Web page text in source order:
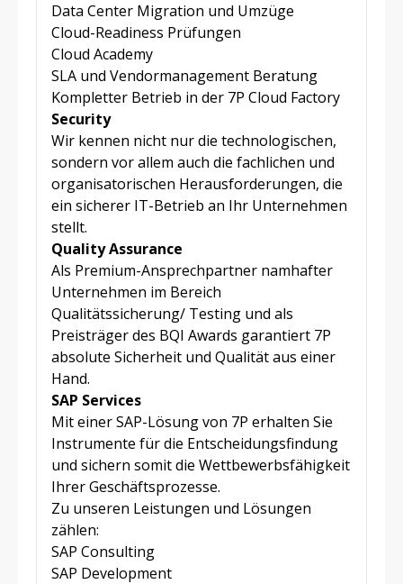
Data Center Migration und Umzüge
Cloud-Readiness Prüfungen
Cloud Academy
SLA und Vendormanagement Beratung
Kompletter Betrieb in der 7P Cloud Factory
Security
Wir kennen nicht nur die technologischen,
sondern vor allem auch die fachlichen und
organisatorischen Herausforderungen, die
ein sicherer IT-Betrieb an Ihr Unternehmen
stellt.
Quality Assurance
Als Premium-Ansprechpartner namhafter
Unternehmen im Bereich
Qualitätssicherung/ Testing und als
Preisträger des BQI Awards garantiert 7P
absolute Sicherheit und Qualität aus einer
Hand.
SAP Services
Mit einer SAP-Lösung von 7P erhalten Sie
Instrumente für die Entscheidungsfindung
und sichern somit die Wettbewerbsfähigkeit
Ihrer Geschäftsprozesse.
Zu unseren Leistungen und Lösungen
zählen:
SAP Consulting
SAP Development